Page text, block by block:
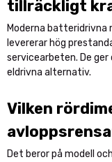
tillräckligt
Moderna batteridrivna
levererar hög
servicearbeten. De
eldrivna alternativ.
Vilken
Det beror på modell